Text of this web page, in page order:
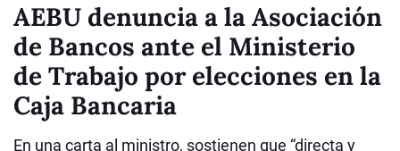
AEBU denuncia a la Asociación
de Bancos ante el Ministerio
de Trabajo por elecciones en la
Caja Bancaria
En una carta al ministro, sostienen que “directa y